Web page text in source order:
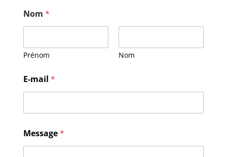
Nom *
Prénom Nom
E-mail *
-
m
Message*